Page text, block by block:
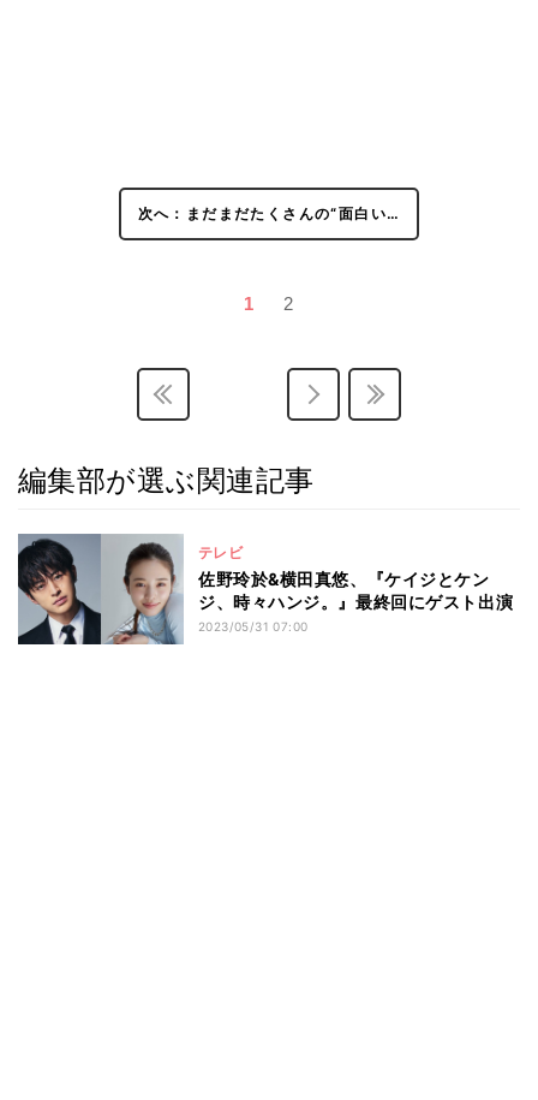
次へ：まだまだたくさんの“面白い…
1 2
編集部が選ぶ関連記事
テレビ
佐野玲於&横田真悠、『ケイジとケン
ジ、時々ハンジ。』最終回にゲスト出演
2023/05/31 07:00